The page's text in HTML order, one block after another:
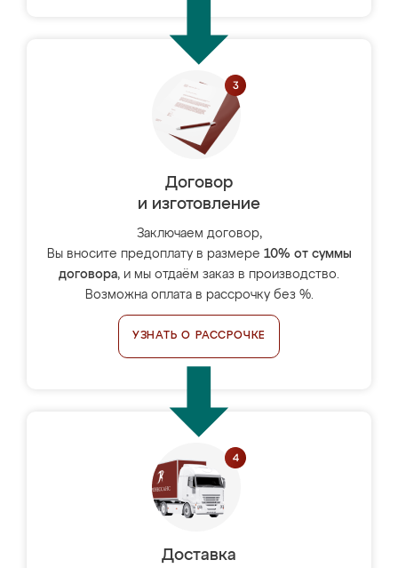
Договор
и изготовление
Заключаем договор,
Вы вносите предоплату в размере 10% от суммы
договора, и мы отдаём заказ в производство.
Возможна оплата в рассрочку без %.
УЗНАТЬ О РАССРОЧКЕ
Доставка